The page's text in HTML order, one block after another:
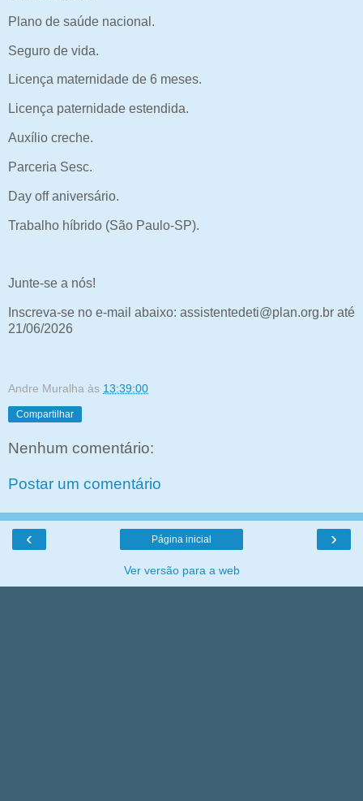
Plano de saúde nacional.
Seguro de vida.
Licença maternidade de 6 meses.
Licença paternidade estendida.
Auxílio creche.
Parceria Sesc.
Day off aniversário.
Trabalho híbrido (São Paulo-SP).
Junte-se a nós!
Inscreva-se no e-mail abaixo: assistentedeti@plan.org.br até
21/06/2026
Andre Muralha às 13:39:00
Compartilhar
Nenhum comentário:
Postar um comentário
‹ ›
Página inicial
Ver versão para a web